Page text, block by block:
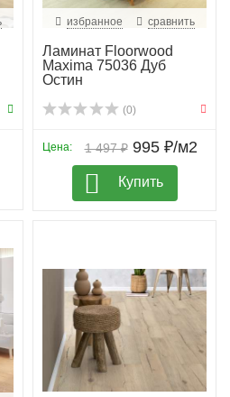
избранное сравнить
Ламинат Floorwood
Maxima 75036 Дуб
Остин
(0)
1 497 ₽
Цена: 995 ₽/м2
Купить